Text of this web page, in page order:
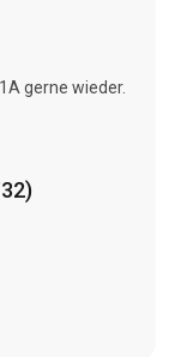
gerne wieder.